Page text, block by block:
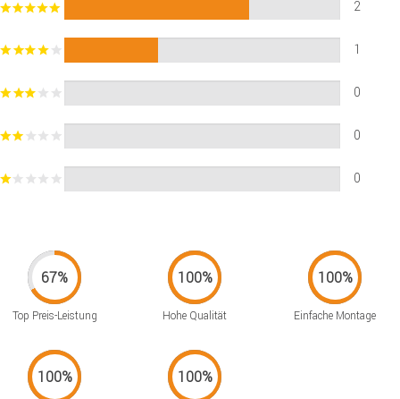
2
1
0
0
0
Top Preis-Leistung Hohe Qualität Einfache Montage